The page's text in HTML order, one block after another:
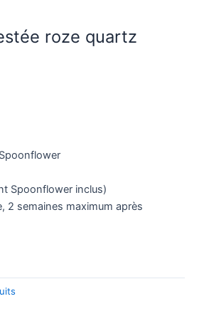
roze quartz
Spoonflower inclus)
2 semaines maximum après